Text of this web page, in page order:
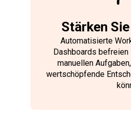
Stärken
Automatisierte
Dashboards befreien
manuellen
wertschöpfende